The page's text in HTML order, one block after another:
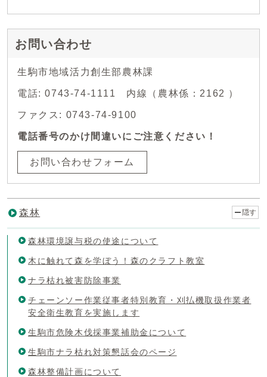
お問い合わせ
生駒市地域活力創生部農林課
電話: 0743-74-1111 内線（農林係：2162 ）
ファクス: 0743-74-9100
電話番号のかけ間違いにご注意ください！
お問い合わせフォーム
森林 隠す
森林環境譲与税の使途について
木に触れて森を学ぼう！森のクラフト教室
ナラ枯れ被害防除事業
チェーンソー作業従事者特別教育・刈払機取扱作業者
安全衛生教育を実施します
生駒市危険木伐採事業補助金について
生駒市ナラ枯れ対策懇話会のページ
森林整備計画について